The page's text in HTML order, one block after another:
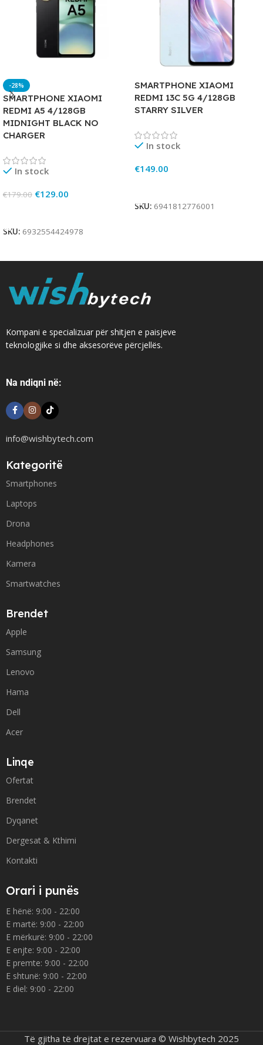
-28%
SMARTPHONE XIAOMI
REDMI A5 4/128GB
MIDNIGHT BLACK NO
CHARGER
In stock
€179.00 €129.00
SKU: 6932554424978
SMARTPHONE XIAOMI
REDMI 13C 5G 4/128GB
STARRY SILVER
In stock
€149.00
SKU: 6941812776001
Kompani e specializuar për shitjen e paisjeve
teknologjike si dhe aksesorëve përcjellës.
Na ndiqni në:
info@wishbytech.com
Kategoritë
Smartphones
Laptops
Drona
Headphones
Kamera
Smartwatches
Brendet
Apple
Samsung
Lenovo
Hama
Dell
Acer
Linqe
Ofertat
Brendet
Dyqanet
Dergesat & Kthimi
Kontakti
Orari i punës
E hënë: 9:00 - 22:00
E martë: 9:00 - 22:00
E mërkurë: 9:00 - 22:00
E enjte: 9:00 - 22:00
E premte: 9:00 - 22:00
E shtunë: 9:00 - 22:00
E diel: 9:00 - 22:00
Të gjitha të drejtat e rezervuara © Wishbytech 2025